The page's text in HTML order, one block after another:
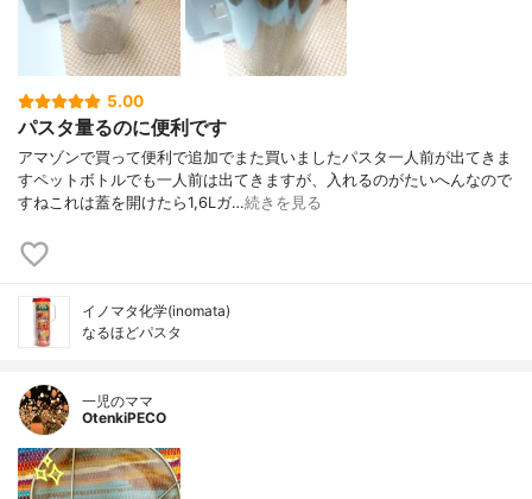
5.00
パスタ量るのに便利です
アマゾンで買って便利で追加でまた買いましたパスタ一人前が出てきま
すペットボトルでも一人前は出てきますが、入れるのがたいへんなので
すねこれは蓋を開けたら1,6Lガ…続きを見る
イノマタ化学(inomata)
なるほどパスタ
一児のママ
OtenkiPECO